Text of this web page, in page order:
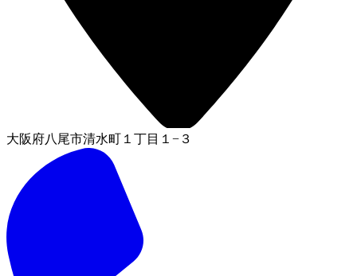
大阪府八尾市清水町１丁目１−３